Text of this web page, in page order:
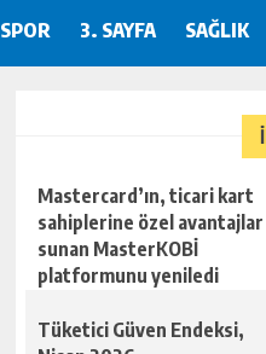
SPOR 3. SAYFA SAĞLIK
Mastercard’ın, ticari kart
sahiplerine özel avantajlar
sunan MasterKOBİ
platformunu yeniledi
Tüketici Güven Endeksi,